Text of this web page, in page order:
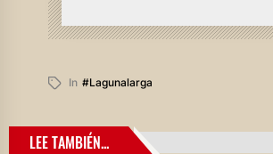
In #lagunalarga
LEE TAMBIÉN...